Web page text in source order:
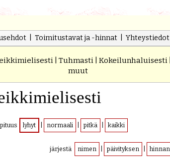
Toimitustavat ja -hinnat Yhteystiedot
Tuhmasti Kokeilunhaluisesti
muut
lyhyt normaali pitkä kaikki
järjestä nimen päivityksen hinnan